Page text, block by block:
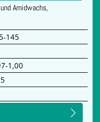
Amidwachs,
145
1,00